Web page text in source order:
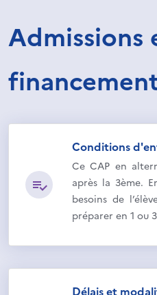
Admissions
Conditions
Ce CAP en
après la 3ème.
besoins de
préparer en 1 ou
Délais et